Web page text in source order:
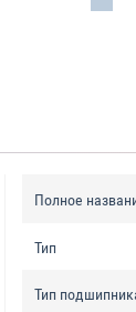
Полное
Тип
Тип